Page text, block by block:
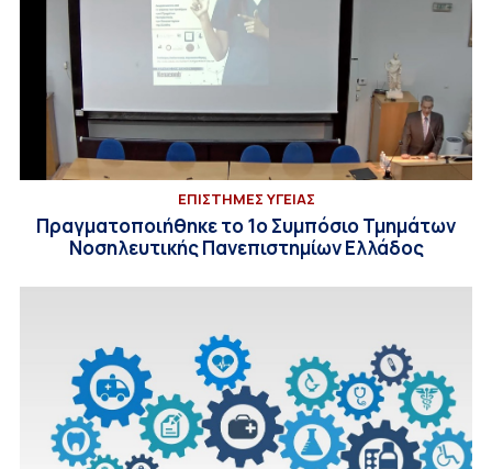
ΕΠΙΣΤΗΜΕΣ ΥΓΕΙΑΣ
Πραγματοποιήθηκε το 1ο Συμπόσιο Τμημάτων
Νοσηλευτικής Πανεπιστημίων Ελλάδος